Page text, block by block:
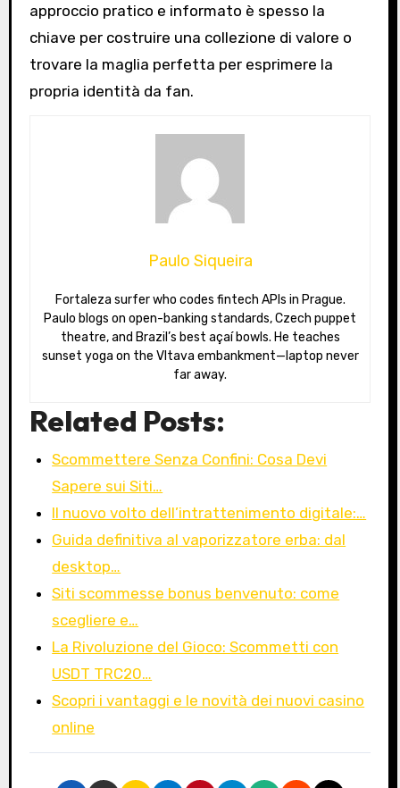
approccio pratico e informato è spesso la
chiave per costruire una collezione di valore o
trovare la maglia perfetta per esprimere la
propria identità da fan.
Paulo Siqueira
Fortaleza surfer who codes fintech APIs in Prague.
Paulo blogs on open-banking standards, Czech puppet
theatre, and Brazil’s best açaí bowls. He teaches
sunset yoga on the Vltava embankment—laptop never
far away.
Related Posts:
Scommettere Senza Confini: Cosa Devi
Sapere sui Siti…
Il nuovo volto dell’intrattenimento digitale:…
Guida definitiva al vaporizzatore erba: dal
desktop…
Siti scommesse bonus benvenuto: come
scegliere e…
La Rivoluzione del Gioco: Scommetti con
USDT TRC20…
Scopri i vantaggi e le novità dei nuovi casino
online